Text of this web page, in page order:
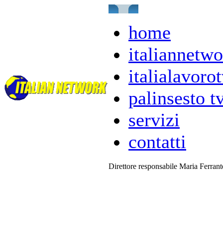
home
palinsesto
servizi
contatti
Direttore responsabile Maria